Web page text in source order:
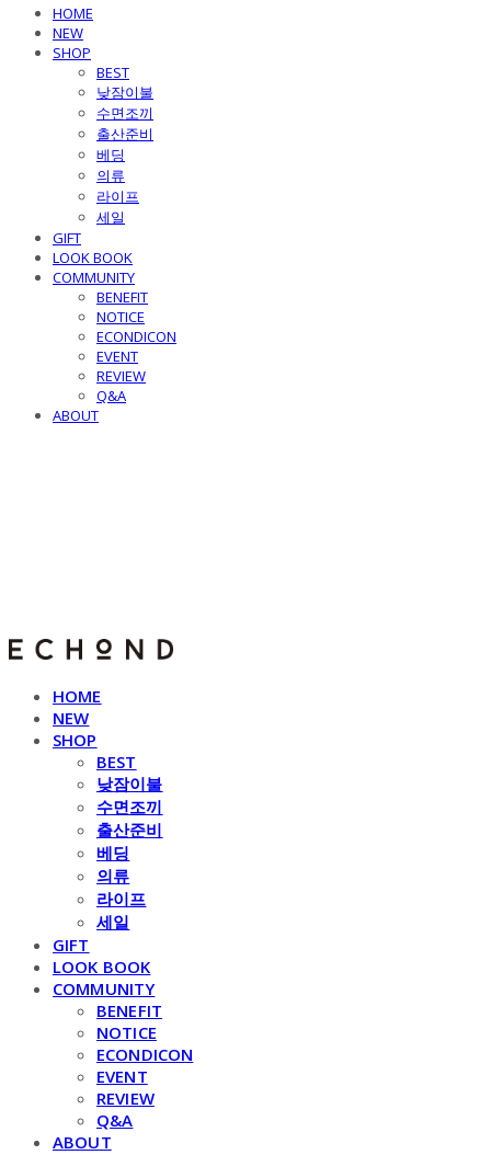
HOME
NEW
SHOP
BEST
낮잠이불
수면조끼
출산준비
베딩
의류
라이프
세일
GIFT
LOOK BOOK
COMMUNITY
BENEFIT
NOTICE
ECONDICON
EVENT
REVIEW
Q&A
ABOUT
HOME
NEW
SHOP
BEST
낮잠이불
수면조끼
출산준비
베딩
의류
라이프
세일
GIFT
LOOK BOOK
COMMUNITY
BENEFIT
NOTICE
ECONDICON
EVENT
REVIEW
Q&A
ABOUT